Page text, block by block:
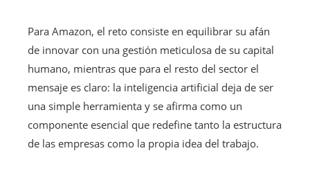
Para Amazon, el reto consiste en equilibrar su afán
de innovar con una gestión meticulosa de su capital
humano, mientras que para el resto del sector el
mensaje es claro: la inteligencia artificial deja de ser
una simple herramienta y se afirma como un
componente esencial que redefine tanto la estructura
de las empresas como la propia idea del trabajo.